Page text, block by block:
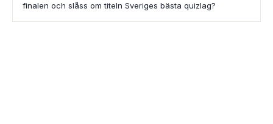
finalen och slåss om titeln Sveriges bästa quizlag?